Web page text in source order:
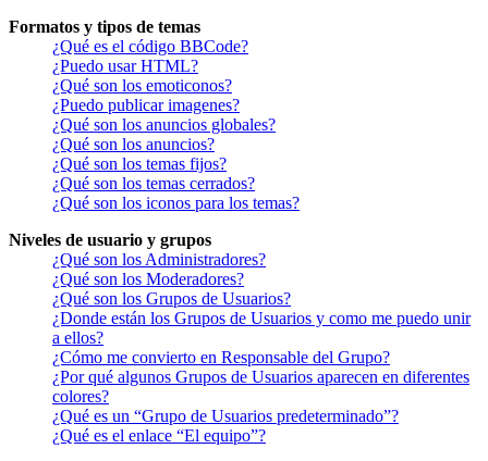
Formatos y tipos de temas
¿Qué es el código BBCode?
¿Puedo usar HTML?
¿Qué son los emoticonos?
¿Puedo publicar imagenes?
¿Qué son los anuncios globales?
¿Qué son los anuncios?
¿Qué son los temas fijos?
¿Qué son los temas cerrados?
¿Qué son los iconos para los temas?
Niveles de usuario y grupos
¿Qué son los Administradores?
¿Qué son los Moderadores?
¿Qué son los Grupos de Usuarios?
¿Donde están los Grupos de Usuarios y como me puedo unir
a ellos?
¿Cómo me convierto en Responsable del Grupo?
¿Por qué algunos Grupos de Usuarios aparecen en diferentes
colores?
¿Qué es un “Grupo de Usuarios predeterminado”?
¿Qué es el enlace “El equipo”?